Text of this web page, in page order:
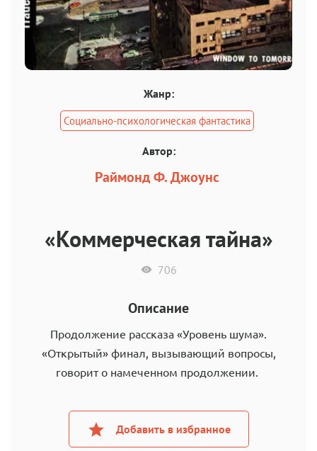
Жанр:
Социально-психологическая фантастика
Автор:
Раймонд Ф. Джоунс
«Коммерческая тайна»
706
Описание
Продолжение рассказа «Уровень шума».
«Открытый» финал, вызывающий вопросы,
говорит о намеченном продолжении.
Добавить в избранное